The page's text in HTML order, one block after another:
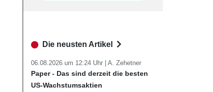
Die neusten Artikel
06.08.2026 um 12:24 Uhr | A. Zehetner
Paper - Das sind derzeit die besten
US-Wachstumsaktien